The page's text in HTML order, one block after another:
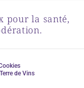
pour la santé,
de Vins